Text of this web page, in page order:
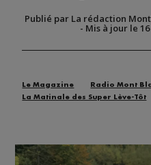
Publié par La rédaction
- Mis à jour le
Le Magazine Radio Mont
La Matinale des Super Lève-Tôt